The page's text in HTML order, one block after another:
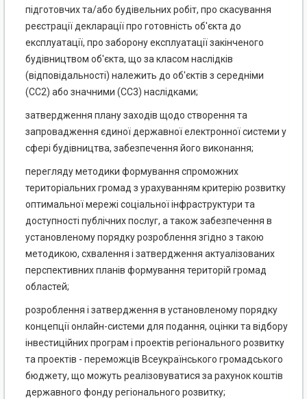
підготовчих та/або будівельних робіт, про скасування
реєстрації декларації про готовність об'єкта до
експлуатації, про заборону експлуатації закінченого
будівництвом об'єкта, що за класом наслідків
(відповідальності) належить до об'єктів з середніми
(СС2) або значними (СС3) наслідками;
затвердження плану заходів щодо створення та
запровадження єдиної державної електронної системи у
сфері будівництва, забезпечення його виконання;
перегляду методики формування спроможних
територіальних громад з урахуванням критерію розвитку
оптимальної мережі соціальної інфраструктури та
доступності публічних послуг, а також забезпечення в
установленому порядку розроблення згідно з такою
методикою, схвалення і затвердження актуалізованих
перспективних планів формування територій громад
областей;
розроблення і затвердження в установленому порядку
концепції онлайн-системи для подання, оцінки та відбору
інвестиційних програм і проектів регіонального розвитку
та проектів - переможців Всеукраїнського громадського
бюджету, що можуть реалізовуватися за рахунок коштів
державного фонду регіонального розвитку;